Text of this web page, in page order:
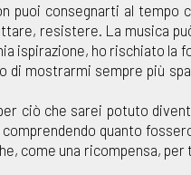
puoi consegnarti al tempo
resistere. La musica
ispirazione, ho rischiato la
di mostrarmi sempre più
ciò che sarei potuto
quanto
come una ricompensa,